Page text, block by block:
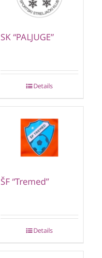
SK “PALJUGE”
Details
ŠF “Tremed”
Details